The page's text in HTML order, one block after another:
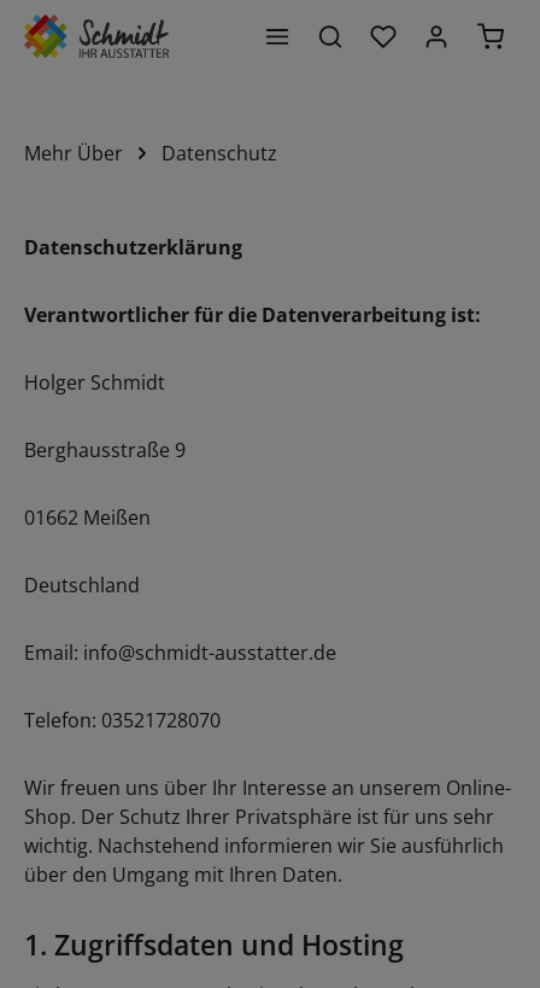
springen Du hast 0
Mehr Über Datenschutz
Datenschutzerklärung
Verantwortlicher für die Datenverarbeitung ist:
Holger Schmidt
Berghausstraße 9
01662 Meißen
Deutschland
Email: info@schmidt-ausstatter.de
Telefon: 03521728070
Wir freuen uns über Ihr Interesse an unserem Online-
Shop. Der Schutz Ihrer Privatsphäre ist für uns sehr
wichtig. Nachstehend informieren wir Sie ausführlich
über den Umgang mit Ihren Daten.
1. Zugriffsdaten und Hosting